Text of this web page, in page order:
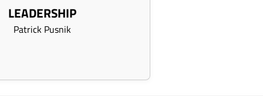
LEADERSHIP
Patrick Pusnik